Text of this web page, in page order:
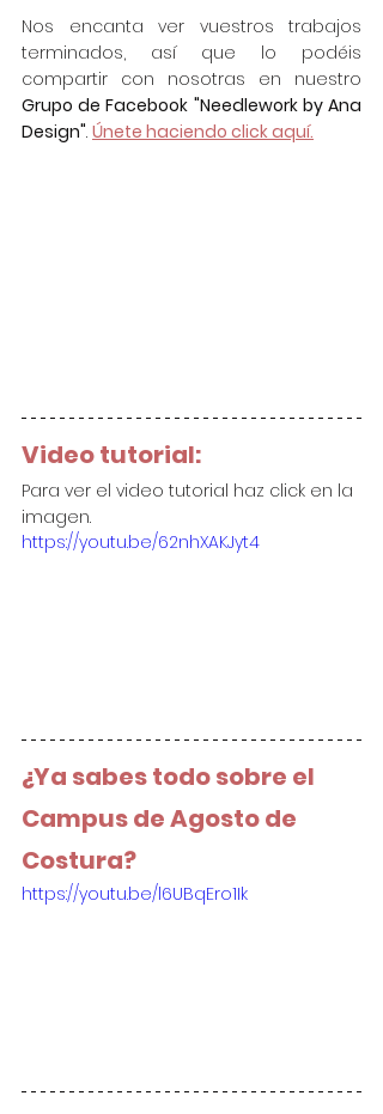
Nos encanta ver vuestros trabajos
terminados, así que lo podéis
Grupo de Facebook "Needlework by Ana
Design". Únete haciendo click aquí.
Video tutorial:
Para ver el video tutorial haz click en la
imagen.
https://youtu.be/62nhXAKJyt4
¿Ya sabes todo sobre el
Campus de Agosto de
Costura?
https://youtu.be/l6UBqEro1Ik